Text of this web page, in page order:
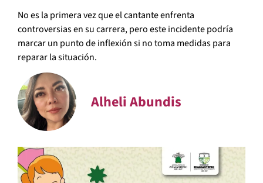
No es la primera vez que el cantante enfrenta
controversias en su carrera, pero este incidente podría
marcar un punto de inflexión si no toma medidas para
reparar la situación.
Alheli Abundis